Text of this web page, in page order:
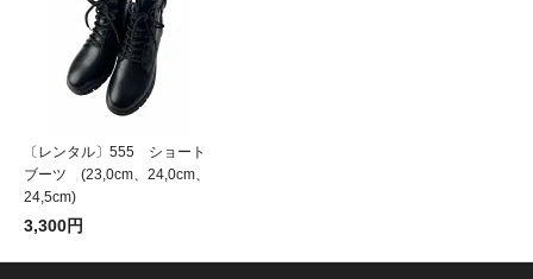
〔レンタル〕555 ショート
ブーツ (23,0cm、24,0cm、
24,5cm)
3,300円